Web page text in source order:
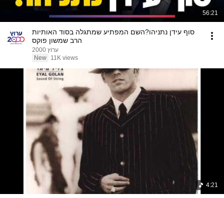
56:21
סוף עידן נתניהו?השם המפתיע שמתגלה בסוד האותיות
הרב שמשון פוקס
ערוץ 2000
New
11K views
4:21